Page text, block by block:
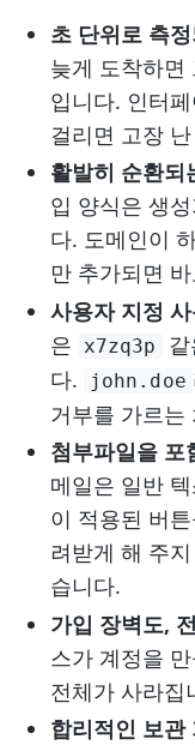
초 단위로 측
늦게 도착하면
입니다. 인터
걸리면 고장
활발히 순환되
입 양식은 생
다. 도메인이
만 추가되면
사용자 지정
은
x7zq3p
다.
john.doe
거부를 가르는
첨부파일을 포
메일은 일반
이 적용된 버
려받게 해 주
습니다.
가입 장벽도,
스가 계정을
전체가 사라집
합리적인 보관